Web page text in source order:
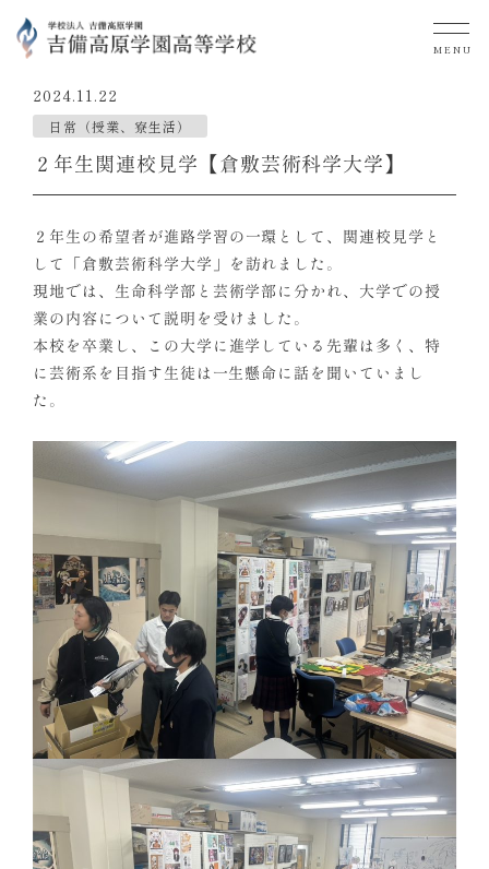
MENU
2024.11.22
日常（授業、寮生活）
２年生関連校見学【倉敷芸術科学大学】
２年生の希望者が進路学習の一環として、関連校見学と
して「倉敷芸術科学大学」を訪れました。
現地では、生命科学部と芸術学部に分かれ、大学での授
業の内容について説明を受けました。
本校を卒業し、この大学に進学している先輩は多く、特
に芸術系を目指す生徒は一生懸命に話を聞いていまし
た。